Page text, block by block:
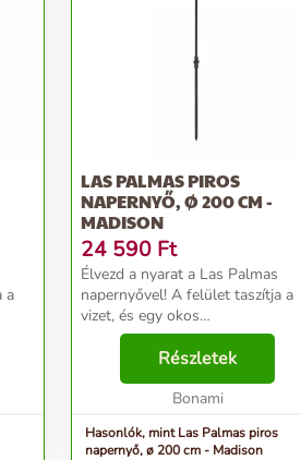
a
LAS PALMAS PIROS
NAPERNYŐ, Ø 200 CM -
MADISON
24 590 Ft
Élvezd a nyarat a Las Palmas
napernyővel! A felület taszítja a
vizet, és egy okos
mechanizmusnak köszönhetően
különböző módon dönthető és
állítható a magassága. Jó tudni:
Napernyőtartót a csomag nem t...
Részletek
Bonami
Hasonlók, mint Las Palmas piros
napernyő, ø 200 cm - Madison